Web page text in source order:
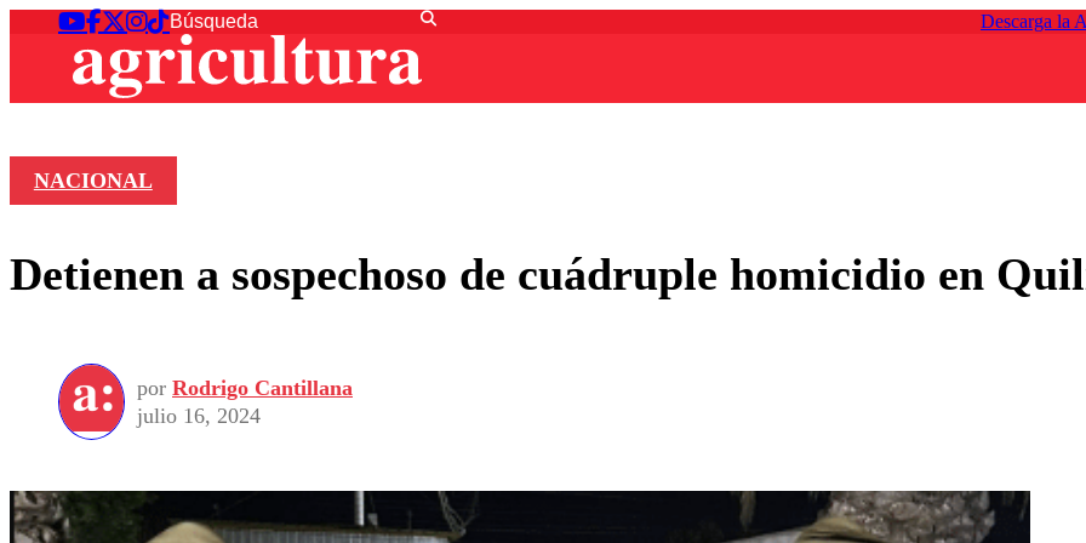
Descarga la
NACIONAL
Detienen a sospechoso de cuádruple homicidio en
por Rodrigo Cantillana
julio 16, 2024